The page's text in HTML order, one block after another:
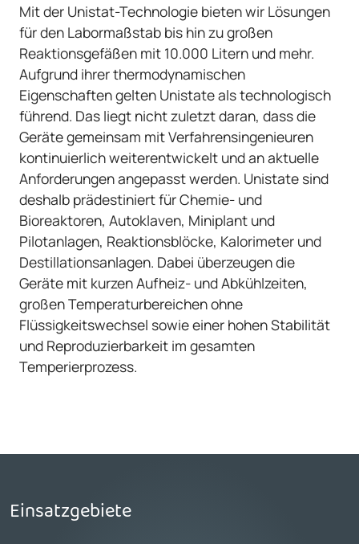
Mit der Unistat-Technologie bieten wir Lösungen
für den Labormaßstab bis hin zu großen
Reaktionsgefäßen mit 10.000 Litern und mehr.
Aufgrund ihrer thermodynamischen
Eigenschaften gelten Unistate als technologisch
führend. Das liegt nicht zuletzt daran, dass die
Geräte gemeinsam mit Verfahrensingenieuren
kontinuierlich weiterentwickelt und an aktuelle
Anforderungen angepasst werden. Unistate sind
deshalb prädestiniert für Chemie- und
Bioreaktoren, Autoklaven, Miniplant und
Pilotanlagen, Reaktionsblöcke, Kalorimeter und
Destillationsanlagen. Dabei überzeugen die
Geräte mit kurzen Aufheiz- und Abkühlzeiten,
großen Temperaturbereichen ohne
Flüssigkeitswechsel sowie einer hohen Stabilität
und Reproduzierbarkeit im gesamten
Temperierprozess.
Einsatzgebiete